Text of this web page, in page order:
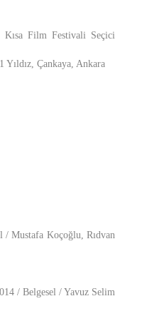
Kısa Film Festivali Seçici
Yıldız, Çankaya, Ankara
/ Mustafa Koçoğlu, Rıdvan
/ Belgesel / Yavuz Selim